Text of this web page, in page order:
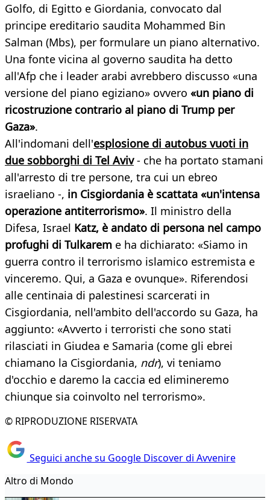
Golfo, di Egitto e Giordania, convocato dal
principe ereditario saudita Mohammed Bin
Salman (Mbs), per formulare un piano alternativo.
Una fonte vicina al governo saudita ha detto
all'Afp che i leader arabi avrebbero discusso «una
versione del piano egiziano» ovvero «un piano di
ricostruzione contrario al piano di Trump per
Gaza».
All'indomani dell'esplosione di autobus vuoti in
due sobborghi di Tel Aviv- che ha portato stamani
all'arresto di tre persone, tra cui un ebreo
israeliano -, in Cisgiordania è scattata «un'intensa
operazione antiterrorismo». Il ministro della
Difesa, Israel Katz, è andato di persona nel campo
profughi di Tulkarem e ha dichiarato: «Siamo in
guerra contro il terrorismo islamico estremista e
vinceremo. Qui, a Gaza e ovunque». Riferendosi
alle centinaia di palestinesi scarcerati in
Cisgiordania, nell'ambito dell'accordo su Gaza, ha
aggiunto: «Avverto i terroristi che sono stati
rilasciati in Giudea e Samaria (come gli ebrei
chiamano la Cisgiordania, ndr), vi teniamo
d'occhio e daremo la caccia ed elimineremo
chiunque sia coinvolto nel terrorismo».
© RIPRODUZIONE RISERVATA
Seguici anche su Google Discover di Avvenire
Altro di Mondo